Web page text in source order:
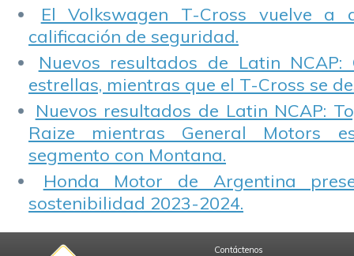
El Volkswagen T-Cross vuelve a
calificación de seguridad.
Nuevos resultados de Latin NCAP:
estrellas, mientras que el T-Cross se
Nuevos resultados de Latin NCAP:
Raize mientras General Motors
segmento con Montana.
Honda Motor de Argentina
sostenibilidad 2023-2024.
Contáctenos